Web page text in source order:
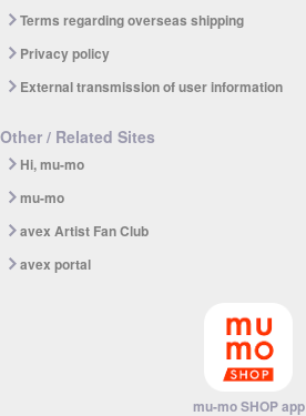
Terms regarding overseas shipping
Privacy policy
External transmission of user information
Other / Related Sites
Hi, mu-mo
mu-mo
avex Artist Fan Club
avex portal
mu-mo SHOP app